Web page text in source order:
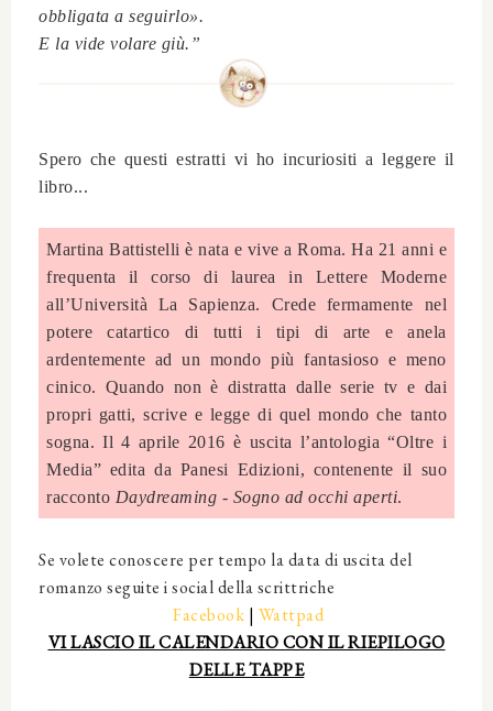
obbligata a seguirlo».
E la vide volare giù.”
Spero che questi estratti vi ho incuriositi a leggere il
libro...
Martina Battistelli è nata e vive a Roma. Ha 21 anni e
frequenta il corso di laurea in Lettere Moderne
all’Università La Sapienza. Crede fermamente nel
potere catartico di tutti i tipi di arte e anela
ardentemente ad un mondo più fantasioso e meno
cinico. Quando non è distratta dalle serie tv e dai
propri gatti, scrive e legge di quel mondo che tanto
sogna. Il 4 aprile 2016 è uscita l’antologia “Oltre i
Media” edita da Panesi Edizioni, contenente il suo
racconto Daydreaming - Sogno ad occhi aperti.
Se volete conoscere per tempo la data di uscita del
romanzo seguite i social della scrittriche
Facebook | Wattpad
VI LASCIO IL CALENDARIO CON IL RIEPILOGO
DELLE TAPPE